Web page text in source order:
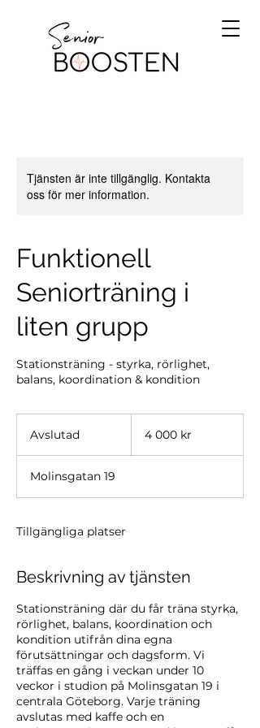
Tjänsten är inte tillgänglig. Kontakta
oss för mer information.
Funktionell
Seniorträning i
liten grupp
Stationsträning - styrka, rörlighet,
balans, koordination & kondition
Avslutad
l
u
a
kronor4 000 kr
Molinsgatan 19
Tillgängliga platser
Beskrivning av tjänsten
Stationsträning där du får träna styrka,
rörlighet, balans, koordination och
kondition utifrån dina egna
förutsättningar och dagsform. Vi
träffas en gång i veckan under 10
veckor i studion på Molinsgatan 19 i
centrala Göteborg. Varje träning
avslutas med kaffe och en